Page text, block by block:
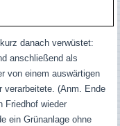
danach verwüstet:
anschließend als
von einem auswärtigen
verarbeitete. (Anm. Ende
Friedhof wieder
ein Grünanlage ohne